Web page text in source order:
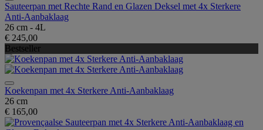
Sauteerpan met Rechte Rand en Glazen Deksel met 4x Sterkere
Anti-Aanbaklaag
26 cm - 4L
€ 245,00
Bestseller
Koekenpan met 4x Sterkere Anti-Aanbaklaag
26 cm
€ 165,00